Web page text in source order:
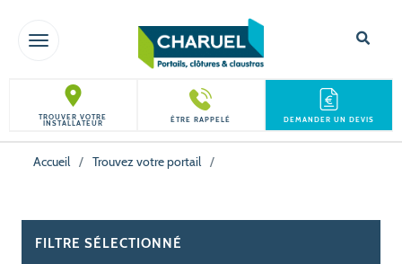
TOGGLE NAVIGATION
TROUVER VOTRE
INSTALLATEUR ÊTRE RAPPELÉ DEMANDER UN DEVIS
Accueil / Trouvez votre portail /
FILTRE SÉLECTIONNÉ